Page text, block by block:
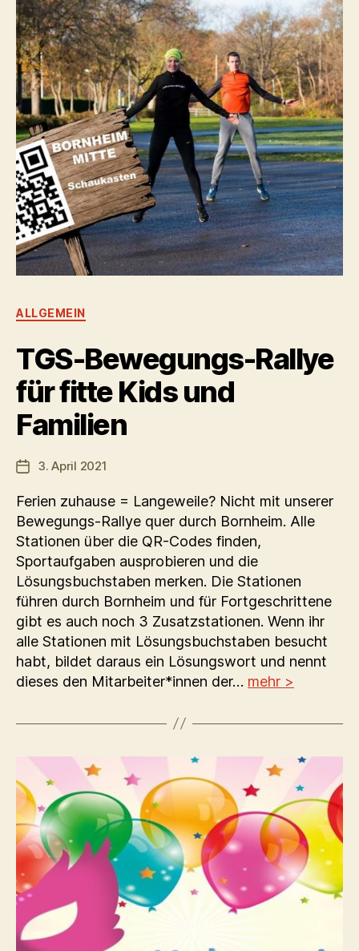
Kategorien
ALLGEMEIN
TGS-Bewegungs-Rallye
für fitte Kids und
Familien
Veröffentlichungsdatum
3. April 2021
Ferien zuhause = Langeweile? Nicht mit unserer
Bewegungs-Rallye quer durch Bornheim. Alle
Stationen über die QR-Codes finden,
Sportaufgaben ausprobieren und die
Lösungsbuchstaben merken. Die Stationen
führen durch Bornheim und für Fortgeschrittene
gibt es auch noch 3 Zusatzstationen. Wenn ihr
alle Stationen mit Lösungsbuchstaben besucht
habt, bildet daraus ein Lösungswort und nennt
dieses den Mitarbeiter*innen der… mehr >